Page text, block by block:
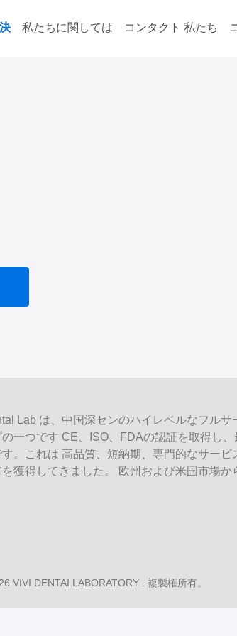
私たちに関しては コンタクト 私たち
Lab は、中国深センのハイレベルなフルサ
一つです CE、ISO、FDAの認証を取得し
。これは 高品質、短納期、専門的なサービ
獲得してきました。 欧州および米国市場
VIVI DENTAI LABORATORY. 複製権所有。